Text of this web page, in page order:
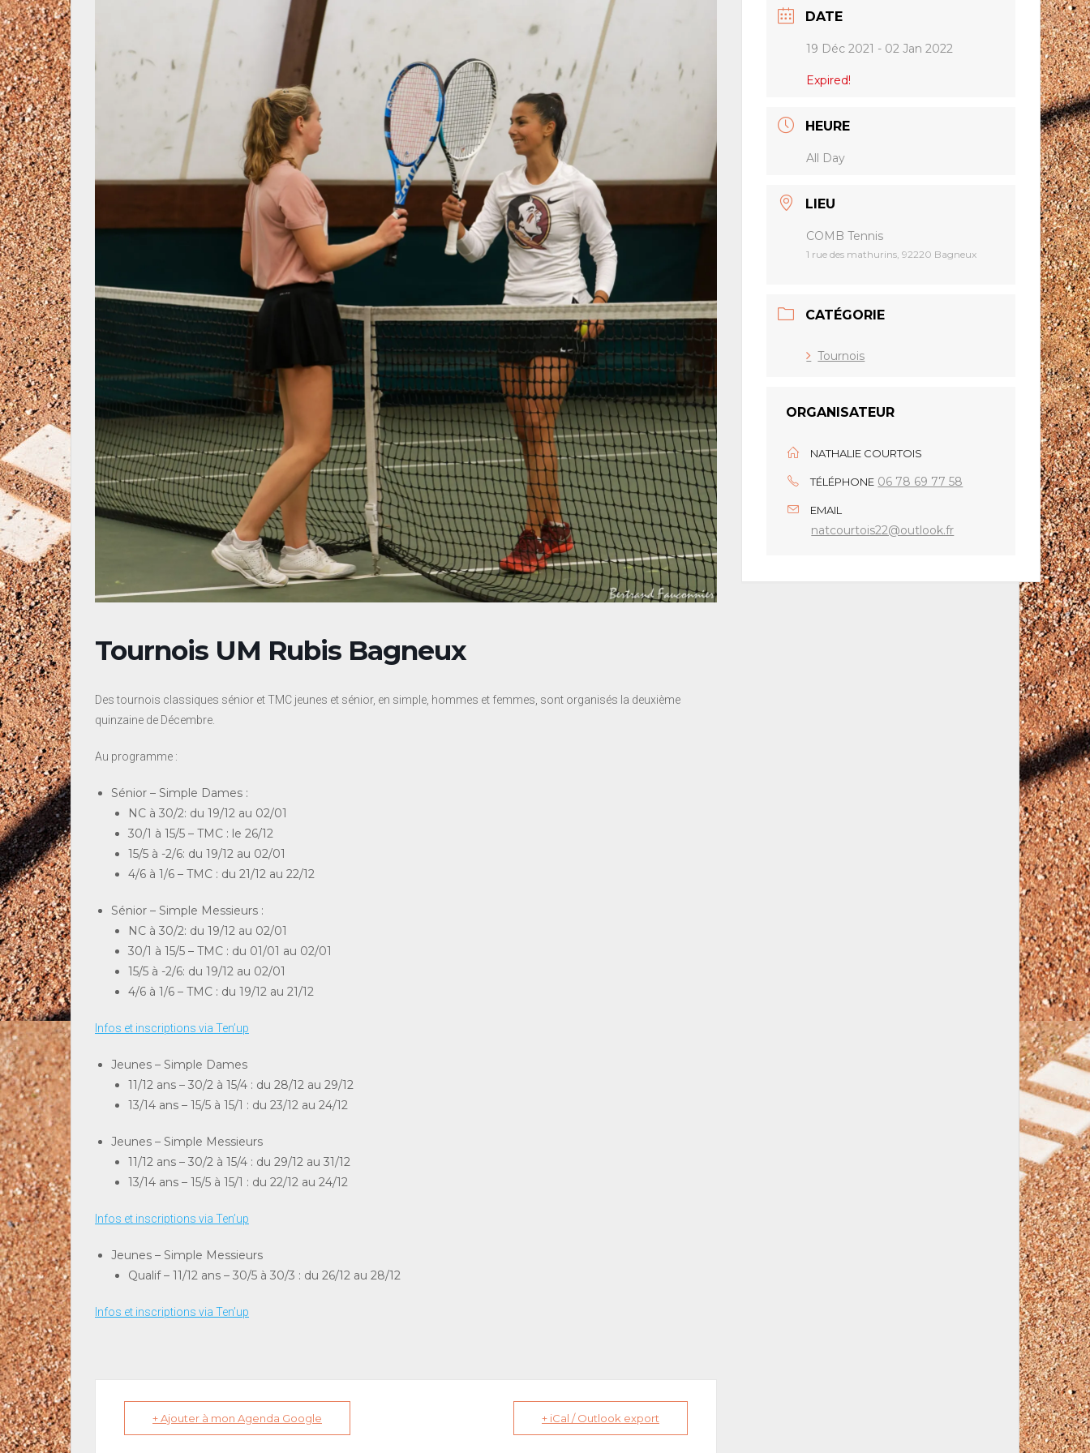
Tournois UM Rubis Bagneux
Des tournois classiques sénior et TMC jeunes et sénior, en simple, hommes et femmes, sont organisés la deuxième
quinzaine de Décembre.
Au programme :
Sénior – Simple Dames :
NC à 30/2: du 19/12 au 02/01
30/1 à 15/5 – TMC : le 26/12
15/5 à -2/6: du 19/12 au 02/01
4/6 à 1/6 – TMC : du 21/12 au 22/12
Sénior – Simple Messieurs :
NC à 30/2: du 19/12 au 02/01
30/1 à 15/5 – TMC : du 01/01 au 02/01
15/5 à -2/6: du 19/12 au 02/01
4/6 à 1/6 – TMC : du 19/12 au 21/12
Infos et inscriptions via Ten’up
Jeunes – Simple Dames
11/12 ans – 30/2 à 15/4 : du 28/12 au 29/12
13/14 ans – 15/5 à 15/1 : du 23/12 au 24/12
Jeunes – Simple Messieurs
11/12 ans – 30/2 à 15/4 : du 29/12 au 31/12
13/14 ans – 15/5 à 15/1 : du 22/12 au 24/12
Infos et inscriptions via Ten’up
Jeunes – Simple Messieurs
Qualif – 11/12 ans – 30/5 à 30/3 : du 26/12 au 28/12
Infos et inscriptions via Ten’up
+ Ajouter à mon Agenda Google + iCal / Outlook export
DATE
19 Déc 2021 - 02 Jan 2022
Expired!
HEURE
All Day
LIEU
COMB Tennis
1 rue des mathurins, 92220 Bagneux
CATÉGORIE
Tournois
ORGANISATEUR
NATHALIE COURTOIS
TÉLÉPHONE 06 78 69 77 58
EMAIL
natcourtois22@outlook.fr